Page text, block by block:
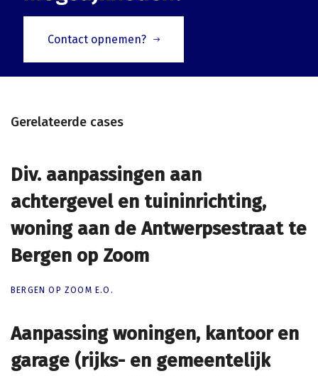
Contact opnemen?
Gerelateerde cases
Div. aanpassingen aan
achtergevel en tuininrichting,
woning aan de Antwerpsestraat te
Bergen op Zoom
Div. aanpassingen aan
achtergevel en tuininrichting,
woning aan de Antwerpsestraat te
Bergen op Zoom
BERGEN OP ZOOM E.O.
Aanpassing woningen, kantoor en
garage (rijks- en gemeentelijk
Aanpassing woningen, kantoor en
garage (rijks- en gemeentelijk